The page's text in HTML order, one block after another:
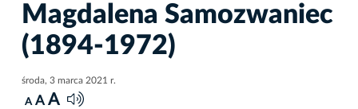
Magdalena Samozwaniec
(1894-1972)
środa, 3 marca 2021 r.
A A A